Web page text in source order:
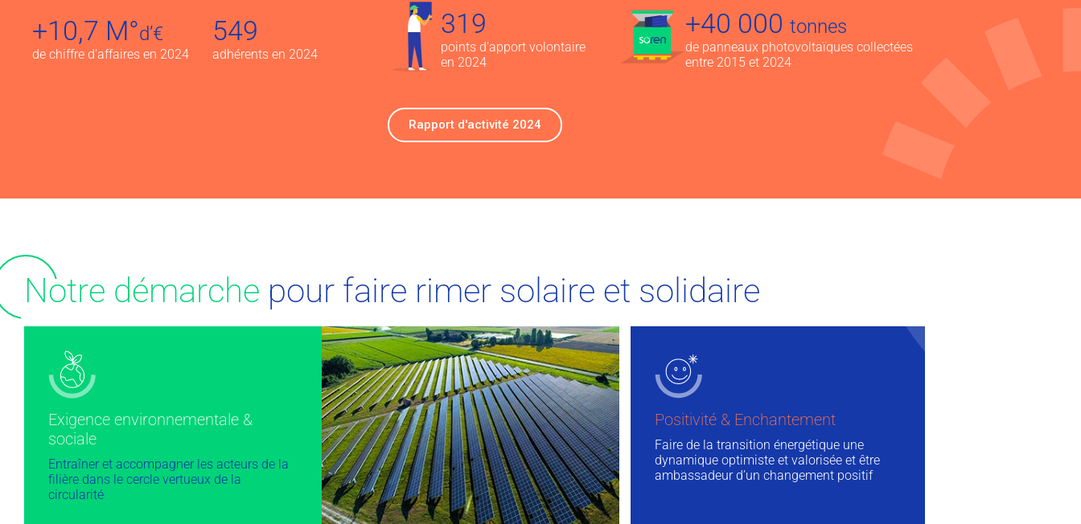
+10,7 M°d’€
de chiffre d’affaires en 2024
549
adhérents en 2024
319
points d’apport volontaire
en 2024
+40 000tonnes
de panneaux photovoltaïques collectées
entre 2015 et 2024
Rapport d'activité 2024
Notre démarche pour faire rimer solaire et solidaire
Exigence environnementale &
sociale
Entraîner et accompagner les acteurs de la
filière dans le cercle vertueux de la
circularité
Positivité & Enchantement
Faire de la transition énergétique une
dynamique optimiste et valorisée et être
ambassadeur d’un changement positif